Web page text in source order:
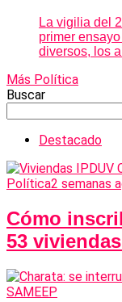
La vigilia del
primer
diversos, los
Más Política
Buscar
Destacado
Política2 semanas
Cómo
53